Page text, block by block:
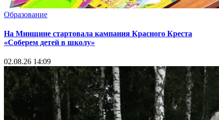
Образование
На Минщине стартовала кампания Красного Креста
«Соберем детей в школу»
02.08.26 14:09